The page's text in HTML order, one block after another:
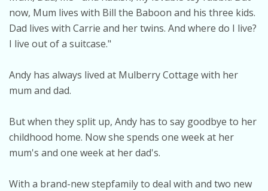
now, Mum lives with Bill the Baboon and his three kids.
Dad lives with Carrie and her twins. And where do I live?
I live out of a suitcase."
Andy has always lived at Mulberry Cottage with her
mum and dad.
But when they split up, Andy has to say goodbye to her
childhood home. Now she spends one week at her
mum's and one week at her dad's.
With a brand-new stepfamily to deal with and two new